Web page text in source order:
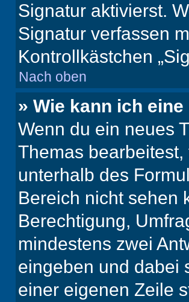
Signatur aktivierst.
Signatur verfassen
Kontrollkästchen
Nach oben
» Wie kann ich
Wenn du ein neues
Themas bearbeitest,
unterhalb des
Bereich nicht sehen
Berechtigung,
mindestens zwei
eingeben und dabei
einer eigenen Zeile